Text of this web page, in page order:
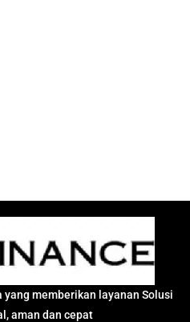
memberikan layanan Solusi
aman dan cepat